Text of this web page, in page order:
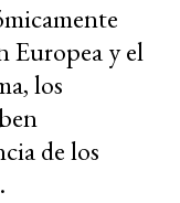
Europea y el
los
de los